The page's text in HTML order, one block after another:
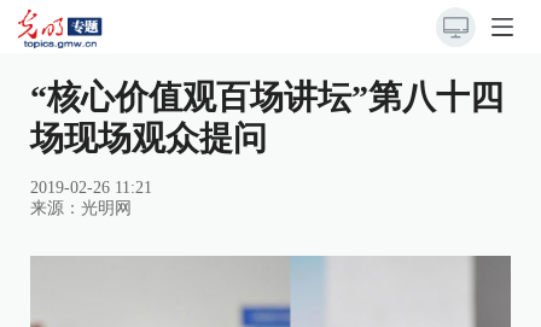
“核心价值观百场讲坛”第八十四
场现场观众提问
2019-02-26 11:21
来源： 光明网